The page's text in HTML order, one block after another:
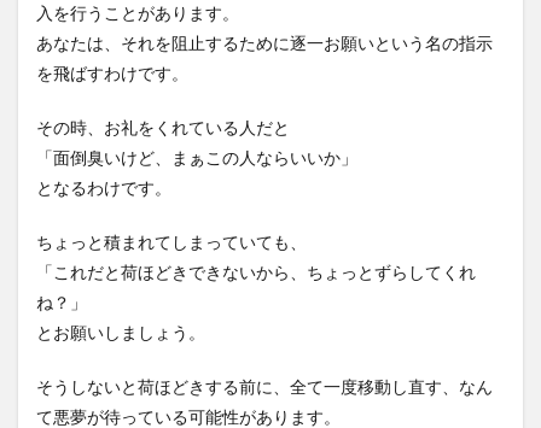
入を行うことがあります。
あなたは、それを阻止するために逐一お願いという名の指示
を飛ばすわけです。
その時、お礼をくれている人だと
「面倒臭いけど、まぁこの人ならいいか」
となるわけです。
ちょっと積まれてしまっていても、
「これだと荷ほどきできないから、ちょっとずらしてくれ
ね？」
とお願いしましょう。
そうしないと荷ほどきする前に、全て一度移動し直す、なん
て悪夢が待っている可能性があります。